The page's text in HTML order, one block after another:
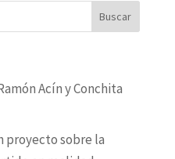
Acín y Conchita
proyecto sobre la